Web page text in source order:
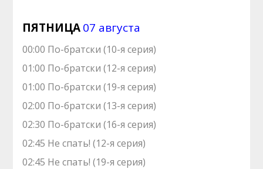
ПЯТНИЦА07 августа
00:00 По-братски (10-я серия)
01:00 По-братски (12-я серия)
01:00 По-братски (19-я серия)
02:00 По-братски (13-я серия)
02:30 По-братски (16-я серия)
02:45 Не спать! (12-я серия)
02:45 Не спать! (19-я серия)